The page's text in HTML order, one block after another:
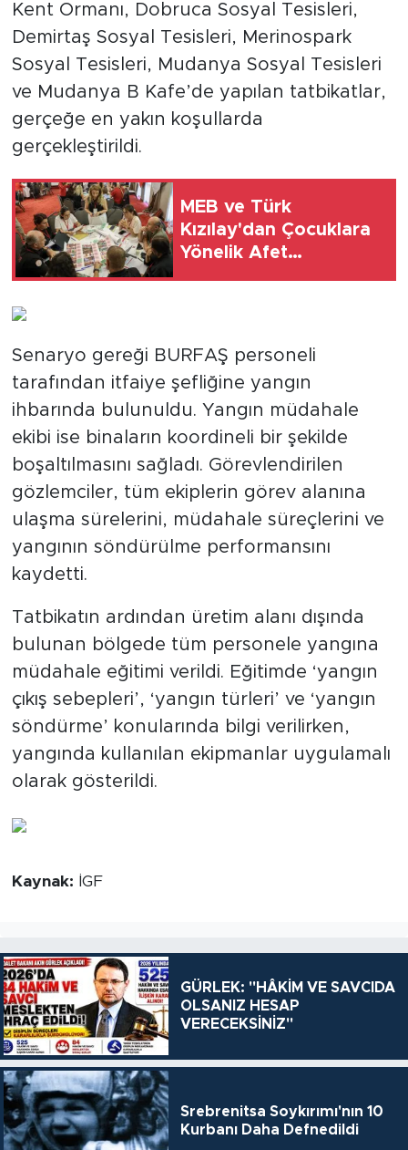
Kent Ormanı, Dobruca Sosyal Tesisleri,
Demirtaş Sosyal Tesisleri, Merinospark
Sosyal Tesisleri, Mudanya Sosyal Tesisleri
ve Mudanya B Kafe’de yapılan tatbikatlar,
gerçeğe en yakın koşullarda
gerçekleştirildi.
MEB ve Türk
Kızılay'dan Çocuklara
Yönelik Afet
Senaryo gereği BURFAŞ personeli
tarafından itfaiye şefliğine yangın
ihbarında bulunuldu. Yangın müdahale
ekibi ise binaların koordineli bir şekilde
boşaltılmasını sağladı. Görevlendirilen
gözlemciler, tüm ekiplerin görev alanına
ulaşma sürelerini, müdahale süreçlerini ve
yangının söndürülme performansını
kaydetti.
Tatbikatın ardından üretim alanı dışında
bulunan bölgede tüm personele yangına
müdahale eğitimi verildi. Eğitimde ‘yangın
çıkış sebepleri’, ‘yangın türleri’ ve ‘yangın
söndürme’ konularında bilgi verilirken,
yangında kullanılan ekipmanlar uygulamalı
olarak gösterildi.
Kaynak: İGF
GÜRLEK: "HÂKİM VE SAVCIDA
OLSANIZ HESAP
VERECEKSİNİZ"
Srebrenitsa Soykırımı'nın 10
Kurbanı Daha Defnedildi